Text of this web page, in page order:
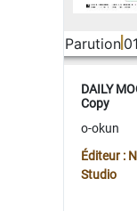
Parution
DAILY
Copy
o-okun
Éditeur :
Studio